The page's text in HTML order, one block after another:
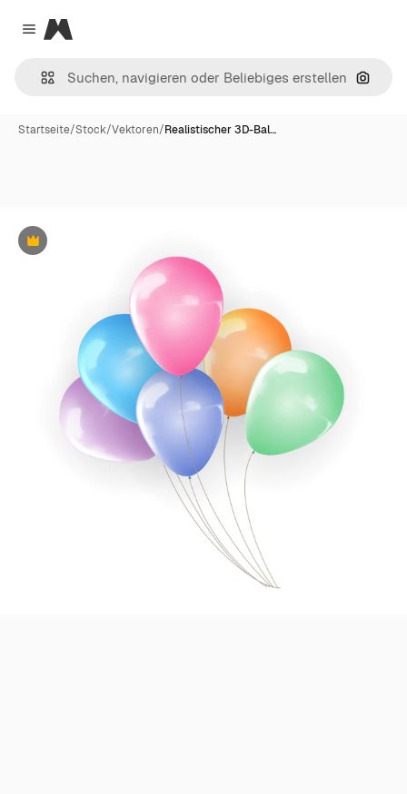
Close menu
Magnific
Nach
Startseite/Stock/Vektoren/Realistischer 3D-Bal…
Premium